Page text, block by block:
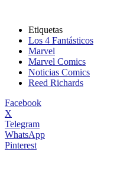
Etiquetas
Los 4 Fantásticos
Marvel
Marvel Comics
Noticias Comics
Reed Richards
Facebook
X
Telegram
WhatsApp
Pinterest